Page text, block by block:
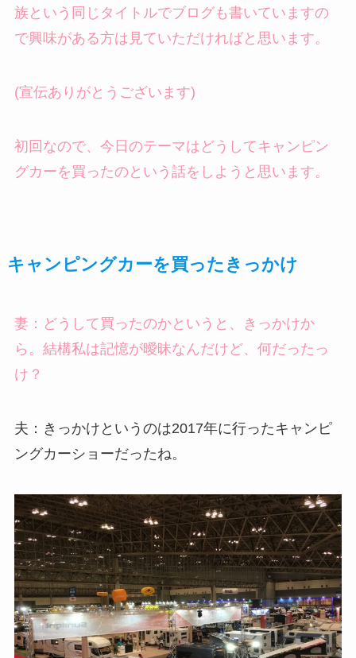
族という同じタイトルでブログも書いていますの
で興味がある方は見ていただければと思います。
(宣伝ありがとうございます)
初回なので、今日のテーマはどうしてキャンピン
グカーを買ったのという話をしようと思います。
キャンピングカーを買ったきっかけ
妻：どうして買ったのかというと、きっかけか
ら。結構私は記憶が曖昧なんだけど、何だったっ
け？
夫：きっかけというのは2017年に行ったキャンピ
ングカーショーだったね。